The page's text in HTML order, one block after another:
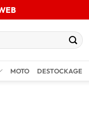
MOTO DESTOCKAGE